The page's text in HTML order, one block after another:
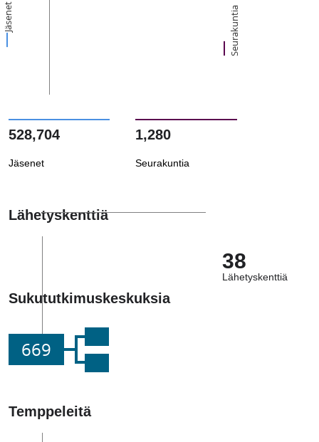
Jäsenet Seurakuntia
528,704
Jäsenet
1,280
Seurakuntia
Lähetyskenttiä
38
Lähetyskenttiä
Sukututkimuskeskuksia
669
Temppeleitä